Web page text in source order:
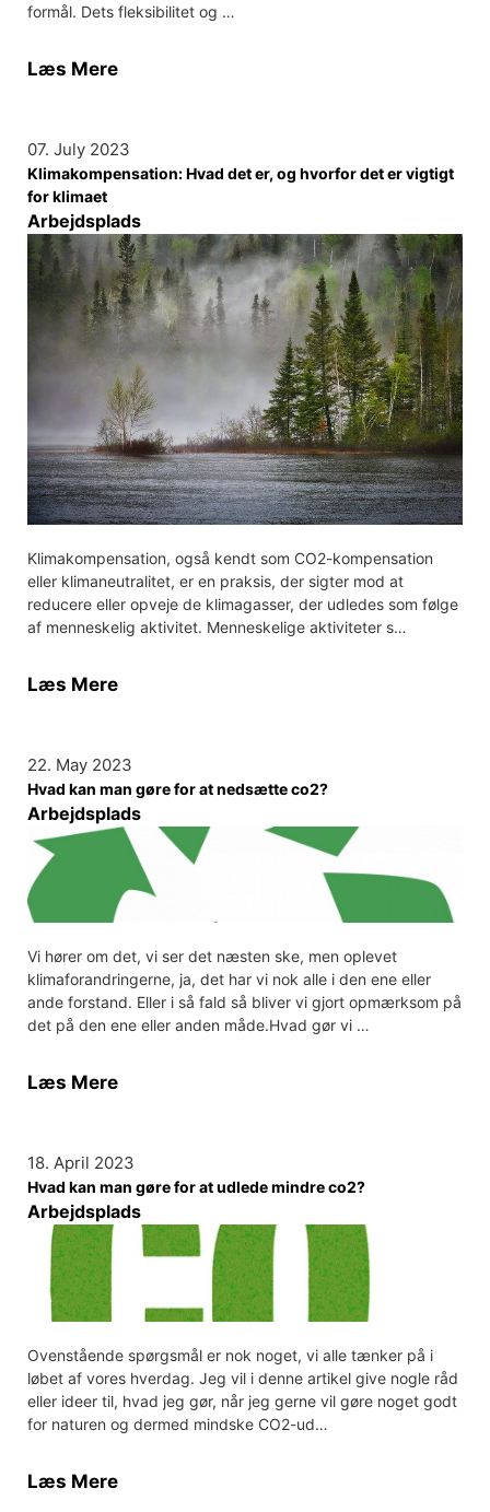
formål. Dets fleksibilitet og …
Læs Mere
07. July 2023
Klimakompensation: Hvad det er, og hvorfor det er vigtigt
for klimaet
Arbejdsplads
Klimakompensation, også kendt som CO2-kompensation
eller klimaneutralitet, er en praksis, der sigter mod at
reducere eller opveje de klimagasser, der udledes som følge
af menneskelig aktivitet. Menneskelige aktiviteter s…
Læs Mere
22. May 2023
Hvad kan man gøre for at nedsætte co2?
Arbejdsplads
Vi hører om det, vi ser det næsten ske, men oplevet
klimaforandringerne, ja, det har vi nok alle i den ene eller
ande forstand. Eller i så fald så bliver vi gjort opmærksom på
det på den ene eller anden måde.Hvad gør vi …
Læs Mere
18. April 2023
Hvad kan man gøre for at udlede mindre co2?
Arbejdsplads
Ovenstående spørgsmål er nok noget, vi alle tænker på i
løbet af vores hverdag. Jeg vil i denne artikel give nogle råd
eller ideer til, hvad jeg gør, når jeg gerne vil gøre noget godt
for naturen og dermed mindske CO2-ud…
Læs Mere